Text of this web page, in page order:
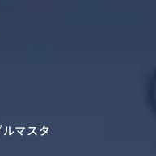
マスタ